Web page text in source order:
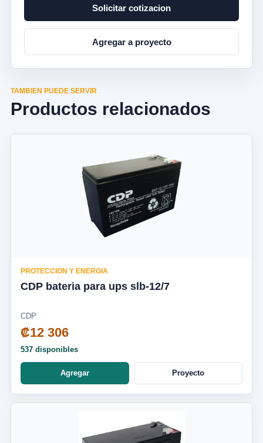
Solicitar cotizacion
Agregar a proyecto
TAMBIEN PUEDE SERVIR
Productos relacionados
PROTECCION Y ENERGIA
CDP bateria para ups slb-12/7
CDP
₡12 306
537 disponibles
Agregar Proyecto